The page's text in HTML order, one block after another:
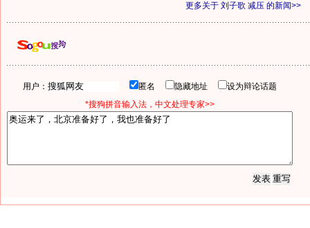
更多关于 刘子歌 减压 的新闻>>
用户： 匿名 隐藏地址
设为辩论话题
*搜狗拼音输入法，中文处理专家>>